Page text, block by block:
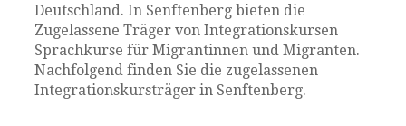
Deutschland. In Senftenberg bieten die
Zugelassene Träger von Integrationskursen
Sprachkurse für Migrantinnen und Migranten.
Nachfolgend finden Sie die zugelassenen
Integrationskursträger in Senftenberg.